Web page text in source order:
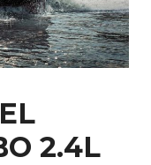
2.4L​